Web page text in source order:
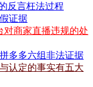
反言枉法过程
证据
对商家直播违规的处
多多六组非法证据
认定的事实有五大